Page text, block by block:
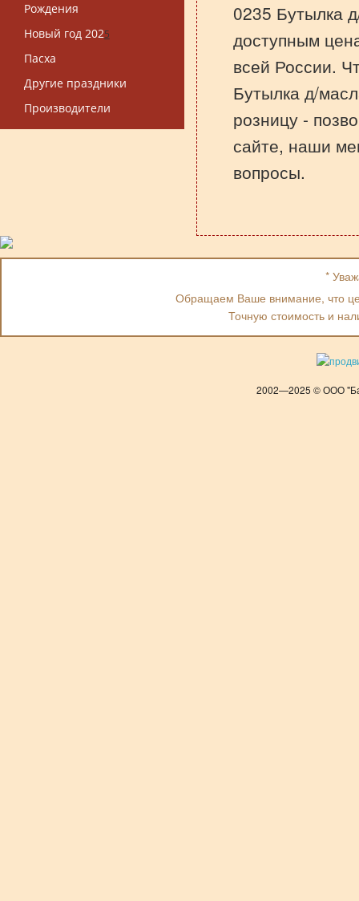
Рождения
Новый год 2025
Пасха
Другие праздники
Производители
0235 Бутылка
доступным
всей России.
Бутылка д/
розницу -
сайте, наши
вопросы.
*
Обращаем Ваше внимание, что
Точную стоимость и
2002—2025 © ООО